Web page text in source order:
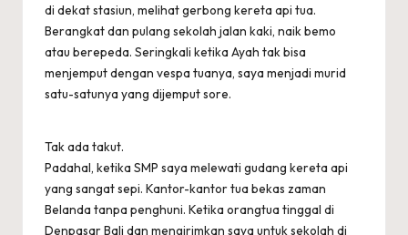
di dekat stasiun, melihat gerbong kereta api tua.
Berangkat dan pulang sekolah jalan kaki, naik bemo
atau berepeda. Seringkali ketika Ayah tak bisa
menjemput dengan vespa tuanya, saya menjadi murid
satu-satunya yang dijemput sore.
Tak ada takut.
Padahal, ketika SMP saya melewati gudang kereta api
yang sangat sepi. Kantor-kantor tua bekas zaman
Belanda tanpa penghuni. Ketika orangtua tinggal di
Denpasar Bali dan mengirimkan saya untuk sekolah di